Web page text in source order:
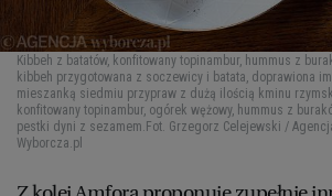
Kibbeh z batatów, konfitowany topinambur, hummus z
kibbeh przygotowana z soczewicy i batata, doprawiona
mieszanką siedmiu przypraw z dużą ilością kminu
konfitowany topinambur, ogórek wężowy, hummus z
pestki dyni z sezamem. Fot. Grzegorz Celejewski /
Wyborcza.pl